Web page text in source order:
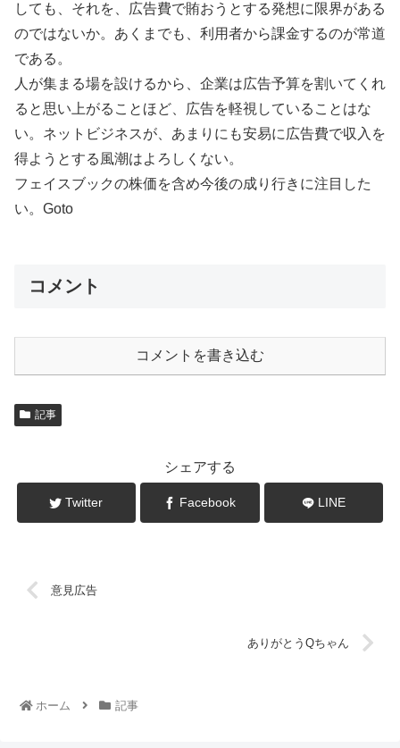
しても、それを、広告費で賄おうとする発想に限界がある
のではないか。あくまでも、利用者から課金するのが常道
である。
人が集まる場を設けるから、企業は広告予算を割いてくれ
ると思い上がることほど、広告を軽視していることはな
い。ネットビジネスが、あまりにも安易に広告費で収入を
得ようとする風潮はよろしくない。
フェイスブックの株価を含め今後の成り行きに注目した
い。Goto
コメント
コメントを書き込む
記事
シェアする
Twitter Facebook LINE
意見広告
ありがとうQちゃん
ホーム 記事